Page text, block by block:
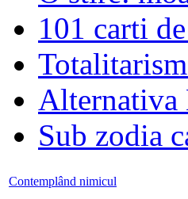
101 carti
Alternativa
Sub zodia
Contemplând nimicul